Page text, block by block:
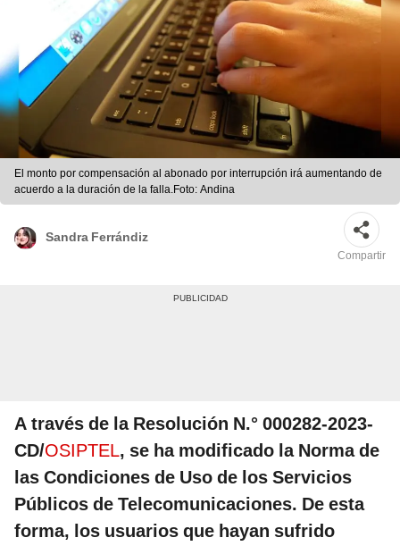
El monto por compensación al abonado por interrupción irá aumentando de
acuerdo a la duración de la falla.Foto: Andina
Sandra Ferrándiz
Compartir
A través de la Resolución N.° 000282-2023-
CD/OSIPTEL, se ha modificado la Norma de
las Condiciones de Uso de los Servicios
Públicos de Telecomunicaciones. De esta
forma, los usuarios que hayan sufrido